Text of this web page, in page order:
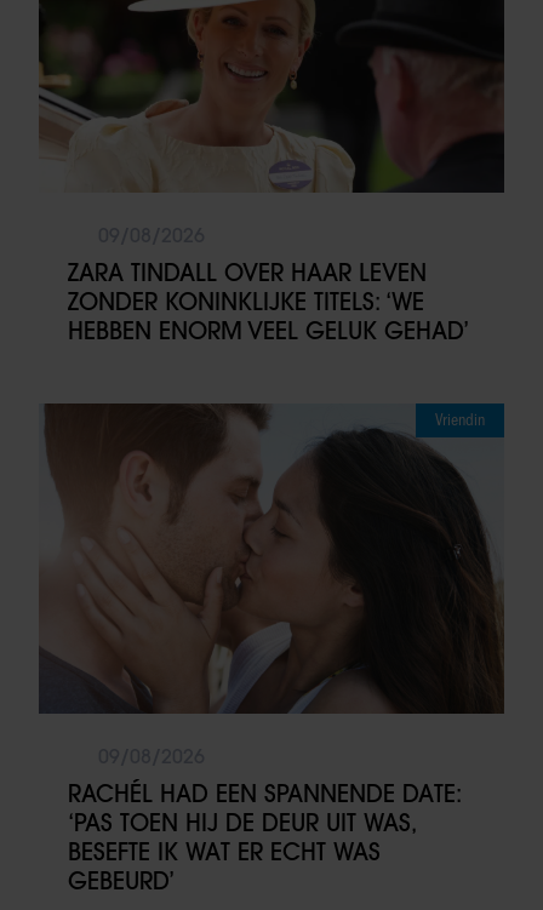
ZARA TINDALL OVER HAAR LEVEN
ZONDER KONINKLIJKE TITELS: ‘WE
HEBBEN ENORM VEEL GELUK GEHAD’
Vriendin
RACHÉL HAD EEN SPANNENDE DATE:
‘PAS TOEN HIJ DE DEUR UIT WAS,
BESEFTE IK WAT ER ECHT WAS
GEBEURD’